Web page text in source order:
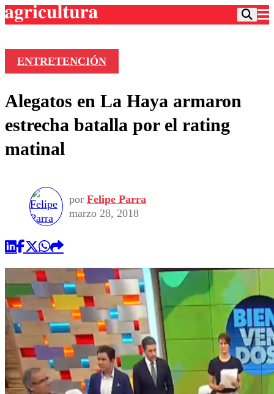
Frecuencias
Agricultura TV
Deportes
Seleccion Chilena
Torneo Internacional
Economía
Internacional
Publicaciones en medios
Opinión
ENTRETENCIÓN
Alegatos en La Haya armaron
estrecha batalla por el rating
matinal
por Felipe Parra
marzo 28, 2018